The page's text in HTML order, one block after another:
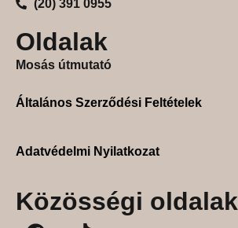
(20) 391 0955
Oldalak
Mosás útmutató
Általános Szerződési Feltételek
Adatvédelmi Nyilatkozat
Közösségi oldalak